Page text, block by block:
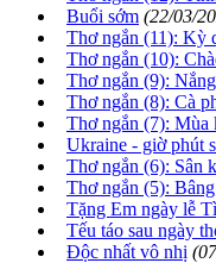
Buổi sớm (22/03/
Thơ ngắn (11): Kỳ
Thơ ngắn (10):
Thơ ngắn (9):
Thơ ngắn (8): Cà
Thơ ngắn (7): Mùa
Ukraine - giờ phút
Thơ ngắn (6): Sân
Thơ ngắn (5):
Tặng Em ngày lễ
Tếu táo sau ngày
Độc nhất vô nhị